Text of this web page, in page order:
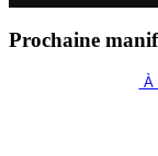
Prochaine manif
À